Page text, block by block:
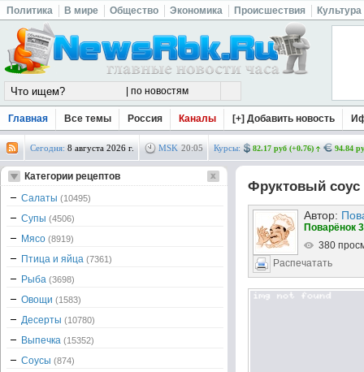
Политика В мире Общество Экономика Происшествия Культура
Главная Все темы Россия Каналы [+] Добавить новость
Сегодня: 8 августа 2026 г. MSK 20:05 Курсы: 82.17 руб (+0.76) 94.84
Фруктовый соус
Автор:
Поварёнок
380
Распечатать
Категории рецептов
Салаты (10495)
Супы (4506)
Мясо (8919)
Птица и яйца (7361)
Рыба (3698)
Овощи (1583)
Десерты (10780)
Выпечка (15352)
Соусы (874)